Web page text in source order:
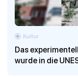
Das
wurde in die
Kultur